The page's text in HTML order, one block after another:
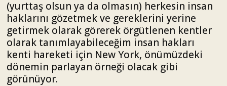
(yurttaş olsun ya da olmasın) herkesin insan
haklarını gözetmek ve gereklerini yerine
getirmek olarak görerek örgütlenen kentler
olarak tanımlayabileceğim insan hakları
kenti hareketi için New York, önümüzdeki
dönemin parlayan örneği olacak gibi
görünüyor.